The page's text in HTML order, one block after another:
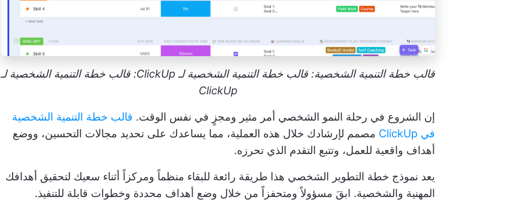
قالب خطة التنمية الشخصية: قالب خطة التنمية الشخصية لـ ClickUp: قالب خطة التنمية الشخصية لـ
ClickUp
إن الشروع في رحلة النمو الشخصي أمر مثير ومجزٍ في نفس الوقت. قالب خطة التنمية الشخصية
في ClickUp
مصمم لإرشادك خلال هذه العملية، مما يساعدك على تحديد مجالات التحسين، ووضع
أهداف واقعية للعمل، وتتبع التقدم الذي تحرزه.
يعد نموذج خطة التطوير الشخصي هذا طريقة رائعة للبقاء منظماً ومركزاً أثناء سعيك لتحقيق أهدافك
المهنية والشخصية. ابقَ مسؤولاً ومتحفزاً من خلال وضع أهداف محددة وخطوات قابلة للتنفيذ.